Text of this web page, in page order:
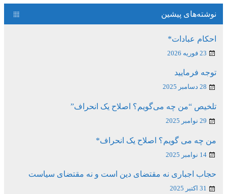
نوشته‌های پیشین
احکام عبادات*
23 فوریه 2026
توجه فرمایید
28 دسامبر 2025
تلخیص “من چه می‌گویم؟ اصلاح یک انحراف”
29 نوامبر 2025
من چه می گویم؟ اصلاح یک انحراف*
14 نوامبر 2025
حجاب اجباری نه مقتضای دین است و نه مقتضای سیاست
31 اکتبر 2025